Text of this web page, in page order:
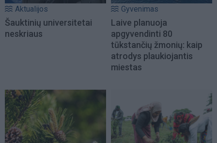
Aktualijos
Šauktinių universitetai
neskriaus
Gyvenimas
Laive planuoja
apgyvendinti 80
tūkstančių žmonių: kaip
atrodys plaukiojantis
miestas